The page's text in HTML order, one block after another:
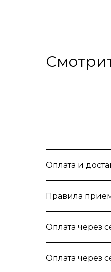
Оплата и
Правила
Оплата через
Оплата через